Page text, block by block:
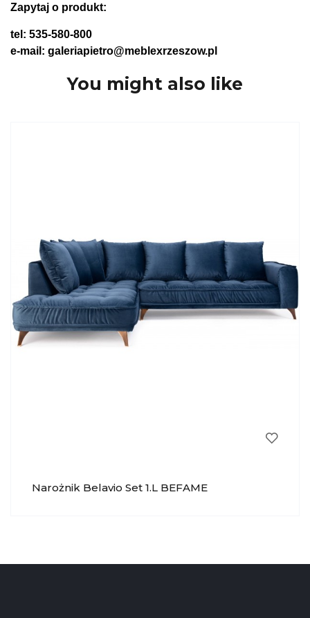
Zapytaj o produkt:
tel: 535-580-800
e-mail: galeriapietro@meblexrzeszow.pl
You might also like
Narożnik Belavio Set 1.L BEFAME